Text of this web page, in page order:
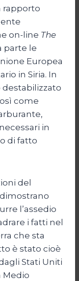
rapporto
on-line The
parte le
Europea
in Siria. In
come
in
di fatto
del
l’assedio
i fatti nel
che sta
è stato cioè
Stati Uniti
Medio